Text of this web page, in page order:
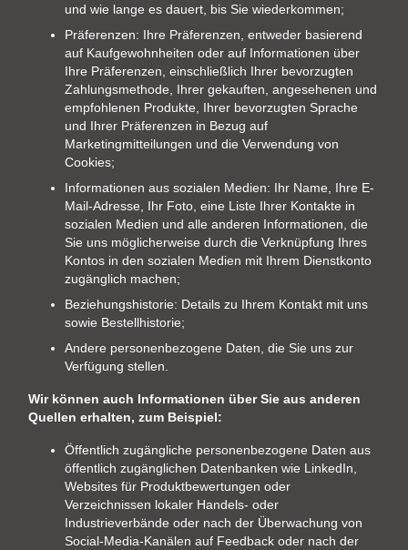
und wie lange es dauert, bis Sie wiederkommen;
Präferenzen: Ihre Präferenzen, entweder basierend
auf Kaufgewohnheiten oder auf Informationen über
Ihre Präferenzen, einschließlich Ihrer bevorzugten
Zahlungsmethode, Ihrer gekauften, angesehenen und
empfohlenen Produkte, Ihrer bevorzugten Sprache
und Ihrer Präferenzen in Bezug auf
Marketingmitteilungen und die Verwendung von
Cookies;
Informationen aus sozialen Medien: Ihr Name, Ihre E-
Mail-Adresse, Ihr Foto, eine Liste Ihrer Kontakte in
sozialen Medien und alle anderen Informationen, die
Sie uns möglicherweise durch die Verknüpfung Ihres
Kontos in den sozialen Medien mit Ihrem Dienstkonto
zugänglich machen;
Beziehungshistorie: Details zu Ihrem Kontakt mit uns
sowie Bestellhistorie;
Andere personenbezogene Daten, die Sie uns zur
Verfügung stellen.
Wir können auch Informationen über Sie aus anderen
Quellen erhalten, zum Beispiel:
Öffentlich zugängliche personenbezogene Daten aus
öffentlich zugänglichen Datenbanken wie LinkedIn,
Websites für Produktbewertungen oder
Verzeichnissen lokaler Handels- oder
Industrieverbände oder nach der Überwachung von
Social-Media-Kanälen auf Feedback oder nach der